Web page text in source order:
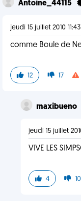
Antoine_44115
jeudi 15 juillet 2010 11:43
comme Boule de
12 17
maxibueno
jeudi 15 juillet
VIVE LES
4 10